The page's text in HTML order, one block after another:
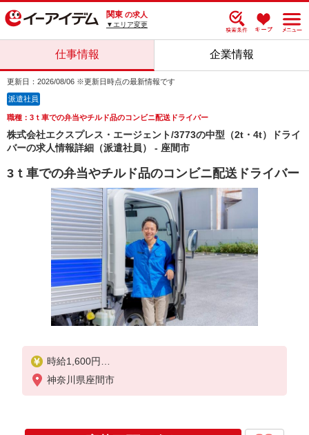
関東 の求人
▼エリア変更
仕事情報 企業情報
更新日：2026/08/06 ※更新日時点の最新情報です
派遣社員
職種：3ｔ車での弁当やチルド品のコンビニ配送ドライバー
株式会社エクスプレス・エージェント/3773の中型（2t・4t）ドライ
バーの求人情報詳細（派遣社員） - 座間市
3ｔ車での弁当やチルド品のコンビニ配送ドライバー
時給1,600円
※交通費は別途実費分支給！（条件あり）
■研修期間について
神奈川県座間市